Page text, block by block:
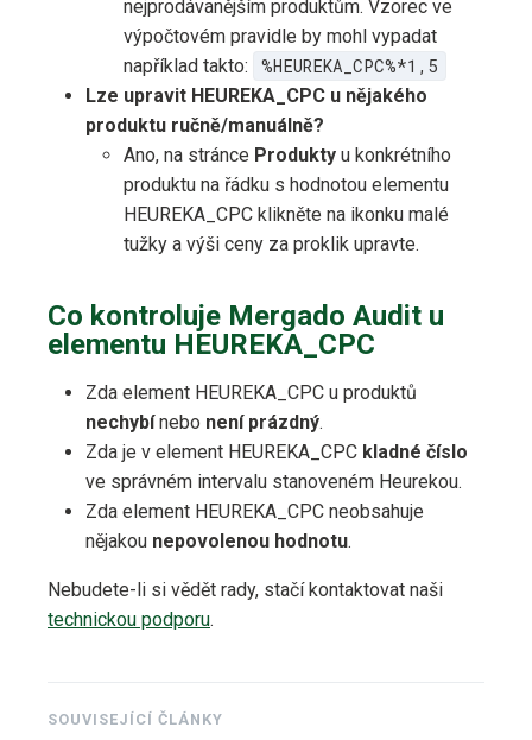
nejprodávanějším produktům. Vzorec ve
výpočtovém pravidle by mohl vypadat
například takto:
%HEUREKA_CPC%*1,5
Lze upravit HEUREKA_CPC u nějakého
produktu ručně/manuálně?
Ano, na stránce Produkty u konkrétního
produktu na řádku s hodnotou elementu
HEUREKA_CPC klikněte na ikonku malé
tužky a výši ceny za proklik upravte.
Co kontroluje Mergado Audit u
elementu HEUREKA_CPC
Zda element HEUREKA_CPC u produktů
nechybínebo není prázdný.
Zda je v element HEUREKA_CPC kladné číslo
ve správném intervalu stanoveném Heurekou.
Zda element HEUREKA_CPC neobsahuje
nějakou nepovolenou hodnotu.
Nebudete-li si vědět rady, stačí kontaktovat naši
technickou podporu.
SOUVISEJÍCÍ ČLÁNKY